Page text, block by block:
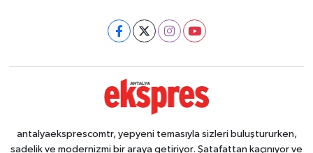
antalyaeksprescomtr, yepyeni temasıyla sizleri buluştururken,
sadelik ve modernizmi bir araya getiriyor. Şatafattan kaçınıyor ve